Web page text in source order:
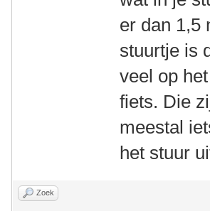
er dan 1,5
stuurtje is
veel op
fiets. Die
meestal
het stuur
Zoek